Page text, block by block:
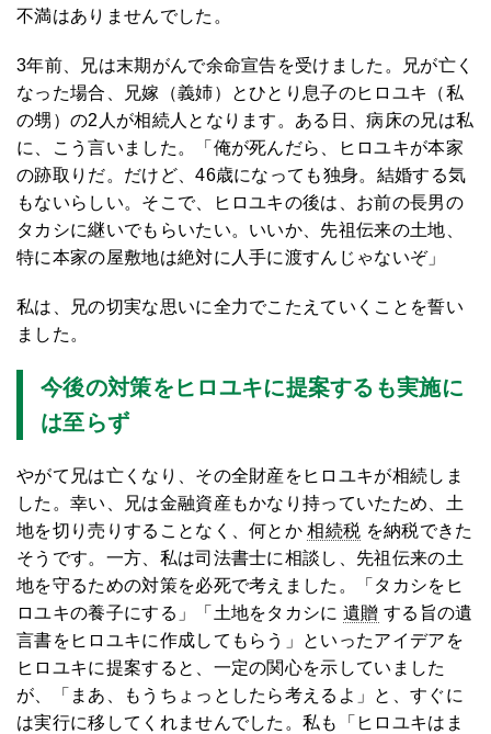
不満はありませんでした。
3年前、兄は末期がんで余命宣告を受けました。兄が亡く
なった場合、兄嫁（義姉）とひとり息子のヒロユキ（私
の甥）の2人が相続人となります。ある日、病床の兄は私
に、こう言いました。「俺が死んだら、ヒロユキが本家
の跡取りだ。だけど、46歳になっても独身。結婚する気
もないらしい。そこで、ヒロユキの後は、お前の長男の
タカシに継いでもらいたい。いいか、先祖伝来の土地、
特に本家の屋敷地は絶対に人手に渡すんじゃないぞ」
私は、兄の切実な思いに全力でこたえていくことを誓い
ました。
今後の対策をヒロユキに提案するも実施に
は至らず
やがて兄は亡くなり、その全財産をヒロユキが相続しま
した。幸い、兄は金融資産もかなり持っていたため、土
地を切り売りすることなく、何とか相続税 を納税できた
そうです。一方、私は司法書士に相談し、先祖伝来の土
地を守るための対策を必死で考えました。「タカシをヒ
ロユキの養子にする」「土地をタカシに遺贈 する旨の遺
言書をヒロユキに作成してもらう」といったアイデアを
ヒロユキに提案すると、一定の関心を示していました
が、「まあ、もうちょっとしたら考えるよ」と、すぐに
は実行に移してくれませんでした。私も「ヒロユキはま